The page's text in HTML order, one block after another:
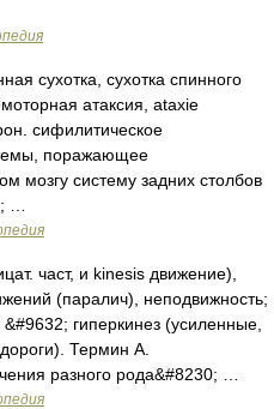
сухотка, сухотка спинного
атаксия, ataxie
сифилитическое
поражающее
мозгу систему задних столбов
…
част, и kinesis движение),
(паралич), неподвижность;
гиперкинез (усиленные,
Термин А.
разного рода&#8230; …